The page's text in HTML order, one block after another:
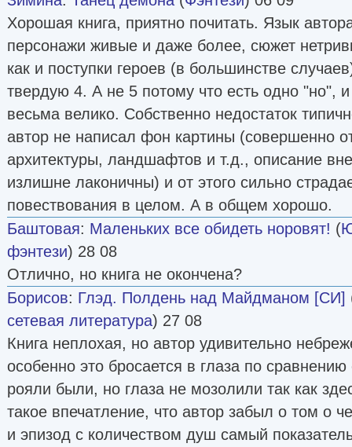
Хорошая книга, приятно почитать. Язык
персонажи живые и даже более, сюжет
как и поступки героев (в большинстве
твердую 4. А не 5 потому что есть одно "но",
весьма велико. Собственно недостаток
автор не написал фон картины (совершенно
архитектуры, ландшафтов и т.д., описание
излишне лаконичны) и от этого сильно
повествования в целом. А в общем хорошо.
Баштовая: Маленьких все обидеть норовят! (
фэнтези) 28 08
Отлично, но книга не окончена?
Борисов: Глэд. Полдень над Майдманом [СИ]
сетевая литература) 27 08
Книга неплохая, но автор удивительно
особенно это бросается в глаза по сравнению
рояли были, но глаза не мозолили так как
такое впечатление, что автор забыл о том о
и эпизод с количеством душ самый